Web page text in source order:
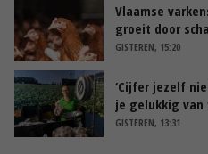
Vlaamse
groeit door
GISTEREN, 15:20
‘Cijfer jezelf
je gelukkig van
GISTEREN, 13:31